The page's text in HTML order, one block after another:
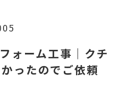
ォーム工事｜クチ
ったのでご依頼